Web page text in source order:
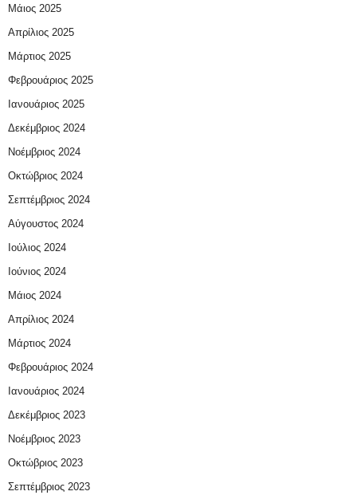
Μάιος 2025
Απρίλιος 2025
Μάρτιος 2025
Φεβρουάριος 2025
Ιανουάριος 2025
Δεκέμβριος 2024
Νοέμβριος 2024
Οκτώβριος 2024
Σεπτέμβριος 2024
Αύγουστος 2024
Ιούλιος 2024
Ιούνιος 2024
Μάιος 2024
Απρίλιος 2024
Μάρτιος 2024
Φεβρουάριος 2024
Ιανουάριος 2024
Δεκέμβριος 2023
Νοέμβριος 2023
Οκτώβριος 2023
Σεπτέμβριος 2023